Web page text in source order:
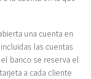
una cuenta en
las cuentas
banco se reserva el
a cada cliente